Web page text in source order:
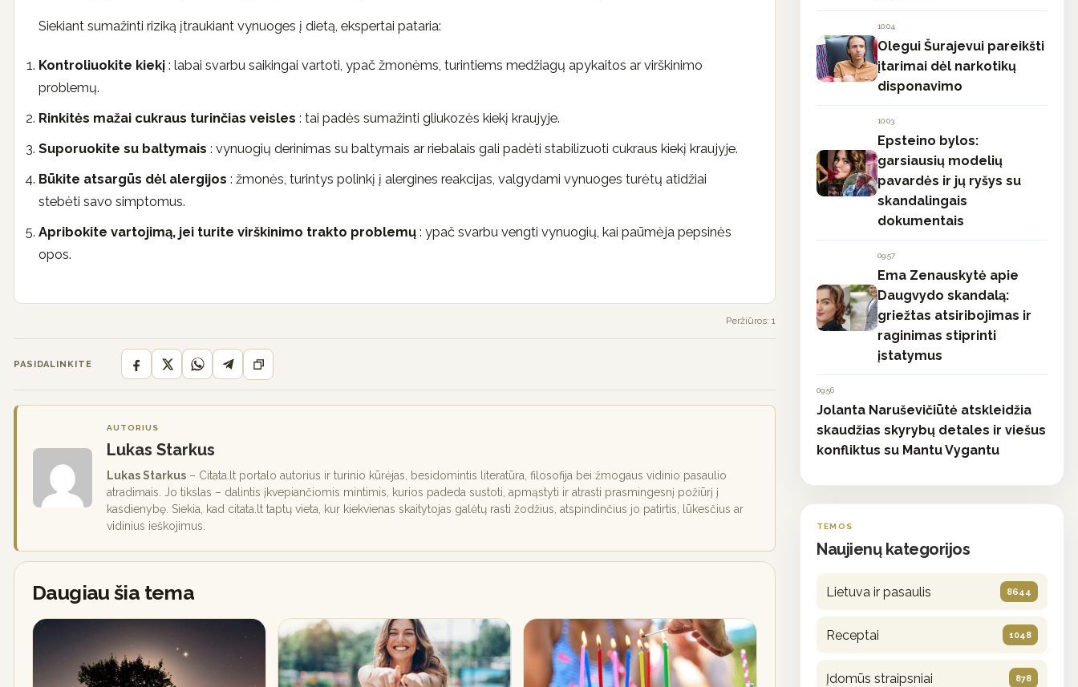
Siekiant sumažinti riziką įtraukiant vynuoges į dietą, ekspertai pataria:
Kontroliuokite kiekį : labai svarbu saikingai vartoti, ypač žmonėms, turintiems medžiagų apykaitos ar virškinimo
problemų.
Rinkitės mažai cukraus turinčias veisles : tai padės sumažinti gliukozės kiekį kraujyje.
Suporuokite su baltymais : vynuogių derinimas su baltymais ar riebalais gali padėti stabilizuoti cukraus kiekį kraujyje.
Būkite atsargūs dėl alergijos : žmonės, turintys polinkį į alergines reakcijas, valgydami vynuoges turėtų atidžiai
stebėti savo simptomus.
Apribokite vartojimą, jei turite virškinimo trakto problemų : ypač svarbu vengti vynuogių, kai paūmėja pepsinės
opos.
Peržiūros: 1
PASIDALINKITE
AUTORIUS
Lukas Starkus
Lukas Starkus – Citata.lt portalo autorius ir turinio kūrėjas, besidomintis literatūra, filosofija bei žmogaus vidinio pasaulio
atradimais. Jo tikslas – dalintis įkvepiančiomis mintimis, kurios padeda sustoti, apmąstyti ir atrasti prasmingesnį požiūrį į
kasdienybę. Siekia, kad citata.lt taptų vieta, kur kiekvienas skaitytojas galėtų rasti žodžius, atspindinčius jo patirtis, lūkesčius ar
vidinius ieškojimus.
Daugiau šia tema
10:04
Olegui Šurajevui pareikšti
įtarimai dėl narkotikų
disponavimo
10:03
Epsteino bylos:
garsiausių modelių
pavardės ir jų ryšys su
skandalingais
dokumentais
09:57
Ema Zenauskytė apie
Daugvydo skandalą:
griežtas atsiribojimas ir
raginimas stiprinti
įstatymus
09:56
Jolanta Naruševičiūtė atskleidžia
skaudžias skyrybų detales ir viešus
konfliktus su Mantu Vygantu
TEMOS
Naujienų kategorijos
Lietuva ir pasaulis 8644
Receptai 1048
Įdomūs straipsniai 878